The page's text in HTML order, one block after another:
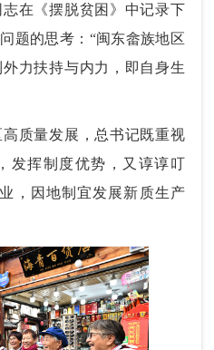
在《摆脱贫困》中记录下
题的思考：“闽东畲族地区
力扶持与内力，即自身生
质量发展，总书记既重视
发挥制度优势，又谆谆叮
，因地制宜发展新质生产